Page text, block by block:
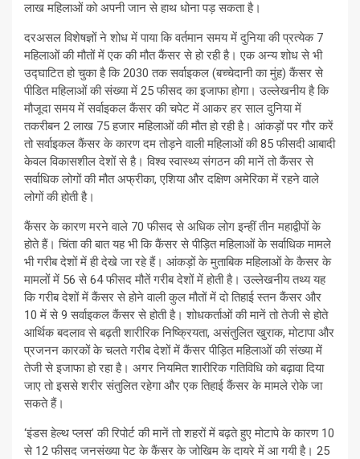
लाख महिलाओं को अपनी जान से हाथ धोना पड़ सकता है।
दरअसल विशेषज्ञों ने शोध में पाया कि वर्तमान समय में दुनिया की प्रत्येक 7
महिलाओं की मौतों में एक की मौत कैंसर से हो रही है। एक अन्य शोध से भी
उद्घाटित हो चुका है कि 2030 तक सर्वाइकल (बच्चेदानी का मुंह) कैंसर से
पीडित महिलाओं की संख्या में 25 फीसद का इजाफा होगा। उल्लेखनीय है कि
मौजूदा समय में सर्वाइकल कैंसर की चपेट में आकर हर साल दुनिया में
तकरीबन 2 लाख 75 हजार महिलाओं की मौत हो रही है। आंकड़ों पर गौर करें
तो सर्वाइकल कैंसर के कारण दम तोड़ने वाली महिलाओं की 85 फीसदी आबादी
केवल विकासशील देशों से है। विश्व स्वास्थ्य संगठन की मानें तो कैंसर से
सर्वाधिक लोगों की मौत अफ्रीका, एशिया और दक्षिण अमेरिका में रहने वाले
लोगों की होती है।
कैंसर के कारण मरने वाले 70 फीसद से अधिक लोग इन्हीं तीन महाद्वीपों के
होते हैं। चिंता की बात यह भी कि कैंसर से पीड़ित महिलाओं के सर्वाधिक मामले
भी गरीब देशों में ही देखे जा रहे हैं। आंकड़ों के मुताबिक महिलाओं के कैसर के
मामलों में 56 से 64 फीसद मौतें गरीब देशों में होती है। उल्लेखनीय तथ्य यह
कि गरीब देशों में कैंसर से होने वाली कुल मौतों में दो तिहाई स्तन कैंसर और
10 में से 9 सर्वाइकल कैंसर से होती है। शोधकर्ताओं की मानें तो तेजी से होते
आर्थिक बदलाव से बढ़ती शारीरिक निष्क्रियता, असंतुलित खुराक, मोटापा और
प्रजनन कारकों के चलते गरीब देशों में कैंसर पीड़ित महिलाओं की संख्या में
तेजी से इजाफा हो रहा है। अगर नियमित शारीरिक गतिविधि को बढ़ावा दिया
जाए तो इससे शरीर संतुलित रहेगा और एक तिहाई कैंसर के मामले रोके जा
सकते हैं।
‘इंडस हेल्थ प्लस’ की रिपोर्ट की मानें तो शहरों में बढ़ते हुए मोटापे के कारण 10
से 12 फीसद जनसंख्या पेट के कैंसर के जोखिम के दायरे में आ गयी है। 25